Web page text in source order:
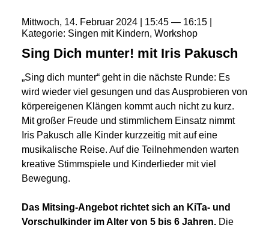
Mittwoch 14 Februar 2024 15:45
16:15
Kategorie Singen mit Kindern Workshop
Sing Dich munter! mit Iris Pakusch
„Sing dich munter“ geht in die nächste Runde: Es
wird wieder viel gesungen und das Ausprobieren von
körpereigenen Klängen kommt auch nicht zu kurz.
Mit großer Freude und stimmlichem Einsatz nimmt
Iris Pakusch alle Kinder kurzzeitig mit auf eine
musikalische Reise. Auf die Teilnehmenden warten
kreative Stimmspiele und Kinderlieder mit viel
Bewegung.
Das Mitsing-Angebot richtet sich an KiTa- und
Vorschulkinder im Alter von 5 bis 6 Jahren. Die